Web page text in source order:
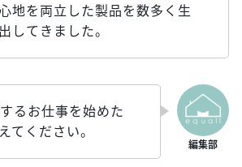
地を両立した製品を数多く生
してきました。
るお仕事を始めた
てください。